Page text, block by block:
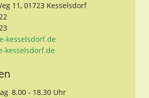
11, 01723 Kesselsdorf
kesselsdorf.de
kesselsdorf.de
8.00 - 18.30 Uhr